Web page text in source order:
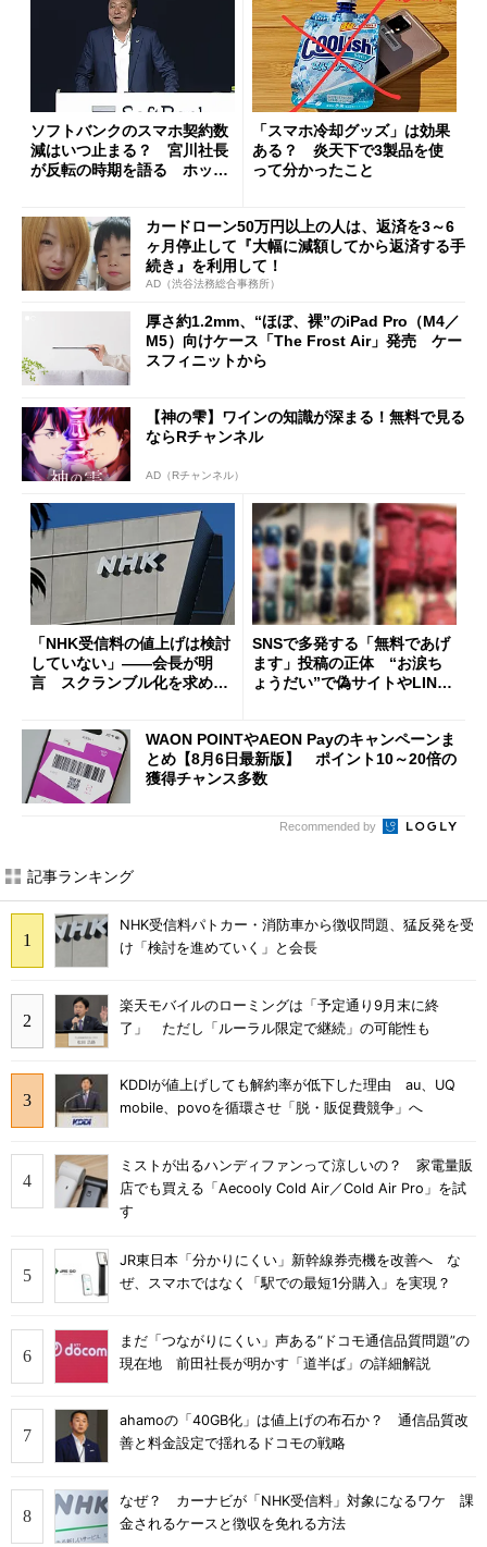
ソフトバンクのスマホ契約数
減はいつ止まる？ 宮川社長
が反転の時期を語る ホッピ
「スマホ冷却グッズ」は効果
ある？ 炎天下で3製品を使
って分かったこと
カードローン50万円以上の人は、返済を3～6
ヶ月停止して『大幅に減額してから返済する手
続き』を利用して！
AD（渋谷法務総合事務所）
厚さ約1.2mm、“ほぼ、裸”のiPad Pro（M4／
M5）向けケース「The Frost Air」発売 ケー
スフィニットから
【神の雫】ワインの知識が深まる！無料で見る
ならRチャンネル
AD（Rチャンネル）
「NHK受信料の値上げは検討
していない」――会長が明
言 スクランブル化を求める
SNSで多発する「無料であげ
ます」投稿の正体 “お涙ち
ょうだい”で偽サイトやLINE
WAON POINTやAEON Payのキャンペーンま
とめ【8月6日最新版】 ポイント10～20倍の
獲得チャンス多数
Recommended by
記事ランキング
NHK受信料パトカー・消防車から徴収問題、猛反発を受
け「検討を進めていく」と会長
楽天モバイルのローミングは「予定通り9月末に終
了」 ただし「ルーラル限定で継続」の可能性も
KDDIが値上げしても解約率が低下した理由 au、UQ
mobile、povoを循環させ「脱・販促費競争」へ
ミストが出るハンディファンって涼しいの？ 家電量販
店でも買える「Aecooly Cold Air／Cold Air Pro」を試
す
JR東日本「分かりにくい」新幹線券売機を改善へ な
ぜ、スマホではなく「駅での最短1分購入」を実現？
まだ「つながりにくい」声ある“ドコモ通信品質問題”の
現在地 前田社長が明かす「道半ば」の詳細解説
ahamoの「40GB化」は値上げの布石か？ 通信品質改
善と料金設定で揺れるドコモの戦略
なぜ？ カーナビが「NHK受信料」対象になるワケ 課
金されるケースと徴収を免れる方法